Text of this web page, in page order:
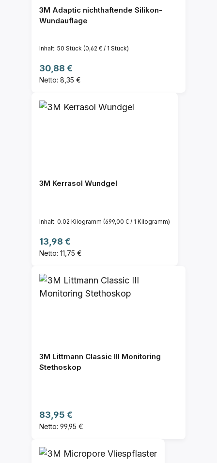
3M Adaptic nichthaftende Silikon-
Wundauflage
Inhalt: 50 Stück (0,62 € / 1 Stück)
Regulärer Preis:
30,88 €
Netto: 8,35 €
3M Kerrasol Wundgel
Inhalt: 0.02 Kilogramm (699,00 € / 1 Kilogramm)
Regulärer Preis:
13,98 €
Netto: 11,75 €
3M Littmann Classic III Monitoring
Stethoskop
Regulärer Preis:
83,95 €
Netto: 99,95 €